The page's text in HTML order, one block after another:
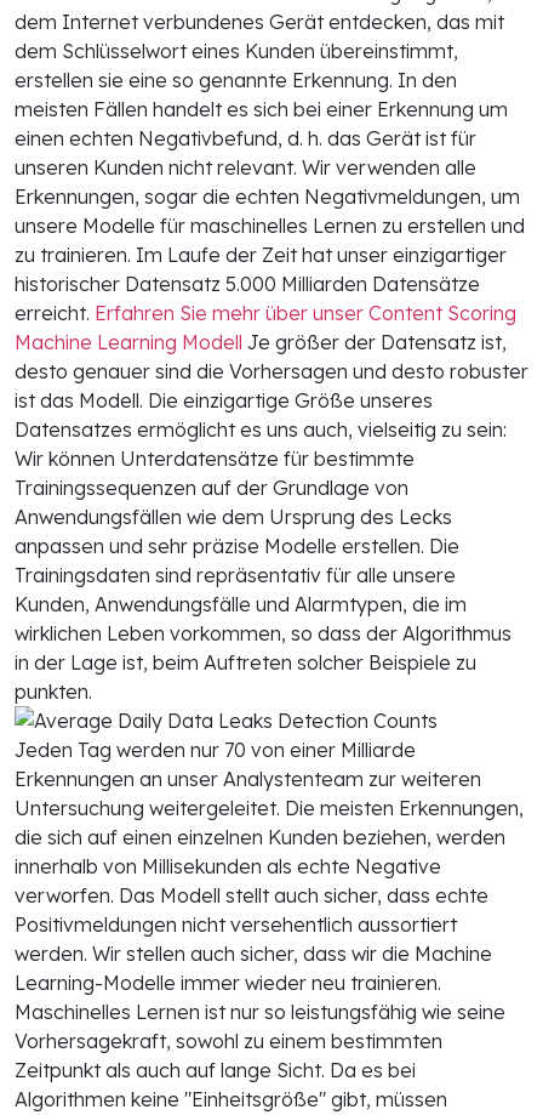
dem Internet verbundenes Gerät entdecken, das mit
dem Schlüsselwort eines Kunden übereinstimmt,
erstellen sie eine so genannte Erkennung. In den
meisten Fällen handelt es sich bei einer Erkennung um
einen echten Negativbefund, d. h. das Gerät ist für
unseren Kunden nicht relevant. Wir verwenden alle
Erkennungen, sogar die echten Negativmeldungen, um
unsere Modelle für maschinelles Lernen zu erstellen und
zu trainieren. Im Laufe der Zeit hat unser einzigartiger
historischer Datensatz 5.000 Milliarden Datensätze
erreicht. Erfahren Sie mehr über unser Content Scoring
Machine Learning Modell Je größer der Datensatz ist,
desto genauer sind die Vorhersagen und desto robuster
ist das Modell. Die einzigartige Größe unseres
Datensatzes ermöglicht es uns auch, vielseitig zu sein:
Wir können Unterdatensätze für bestimmte
Trainingssequenzen auf der Grundlage von
Anwendungsfällen wie dem Ursprung des Lecks
anpassen und sehr präzise Modelle erstellen. Die
Trainingsdaten sind repräsentativ für alle unsere
Kunden, Anwendungsfälle und Alarmtypen, die im
wirklichen Leben vorkommen, so dass der Algorithmus
in der Lage ist, beim Auftreten solcher Beispiele zu
punkten.
Jeden Tag werden nur 70 von einer Milliarde
Erkennungen an unser Analystenteam zur weiteren
Untersuchung weitergeleitet. Die meisten Erkennungen,
die sich auf einen einzelnen Kunden beziehen, werden
innerhalb von Millisekunden als echte Negative
verworfen. Das Modell stellt auch sicher, dass echte
Positivmeldungen nicht versehentlich aussortiert
werden. Wir stellen auch sicher, dass wir die Machine
Learning-Modelle immer wieder neu trainieren.
Maschinelles Lernen ist nur so leistungsfähig wie seine
Vorhersagekraft, sowohl zu einem bestimmten
Zeitpunkt als auch auf lange Sicht. Da es bei
Algorithmen keine "Einheitsgröße" gibt, müssen